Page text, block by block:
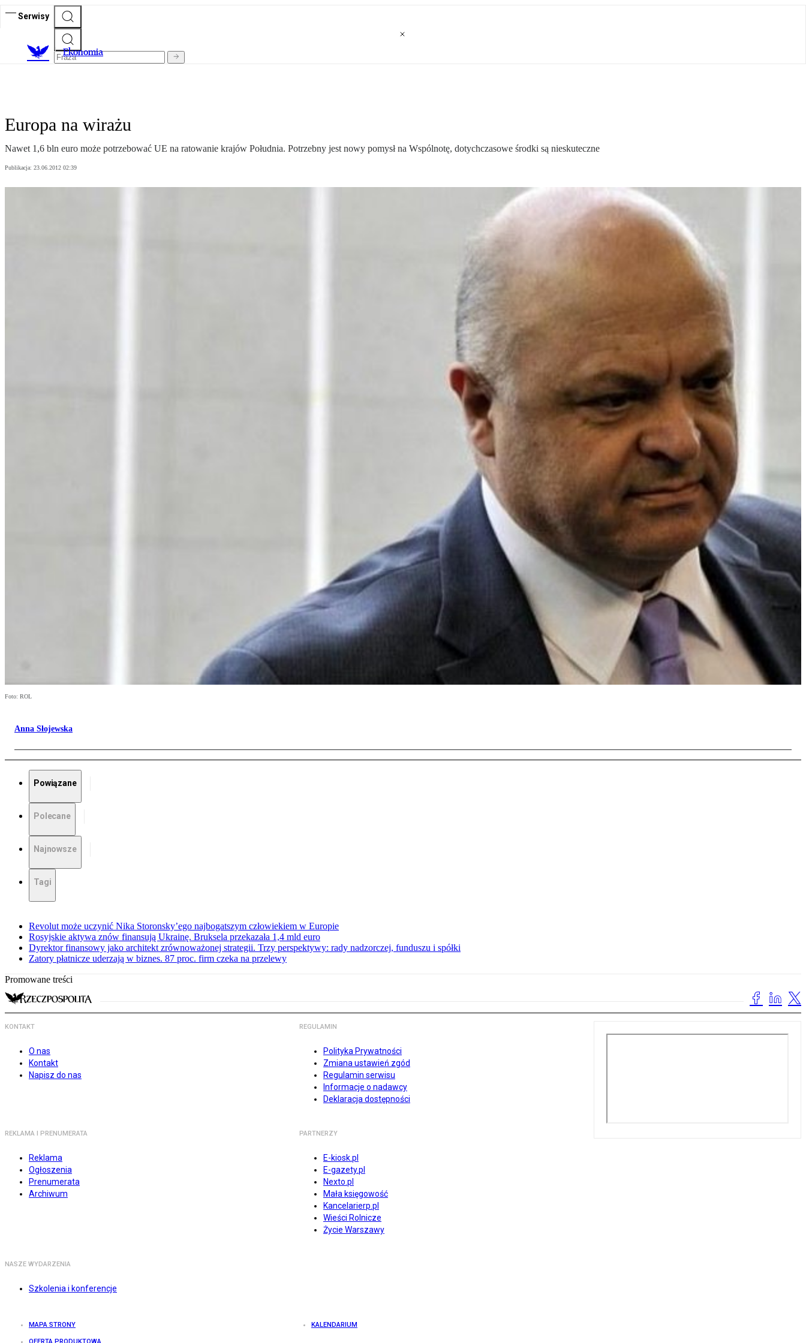
Serwisy
Ekonomia
Europa na wirażu
Nawet 1,6 bln euro może potrzebować UE na ratowanie krajów Południa. Potrzebny jest nowy pomysł na Wspólnotę, dotychczasowe środki są nieskuteczne
Publikacja: 23.06.2012 02:39
Foto: ROL
Anna Słojewska
Powiązane
Polecane
Najnowsze
Tagi
Revolut może uczynić Nika Storonsky’ego najbogatszym człowiekiem w Europie
Rosyjskie aktywa znów finansują Ukrainę. Bruksela przekazała 1,4 mld euro
Dyrektor finansowy jako architekt zrównoważonej strategii. Trzy perspektywy: rady nadzorczej, funduszu i spółki
Zatory płatnicze uderzają w biznes. 87 proc. firm czeka na przelewy
Promowane treści
KONTAKT
O nas
Kontakt
Napisz do nas
REGULAMIN
Polityka Prywatności
Zmiana ustawień zgód
Regulamin serwisu
Informacje o nadawcy
Deklaracja dostępności
REKLAMA I PRENUMERATA
Reklama
Ogłoszenia
Prenumerata
Archiwum
PARTNERZY
E-kiosk.pl
E-gazety.pl
Nexto.pl
Mała księgowość
Kancelarierp.pl
Wieści Rolnicze
Życie Warszawy
NASZE WYDARZENIA
Szkolenia i konferencje
MAPA STRONY KALENDARIUM